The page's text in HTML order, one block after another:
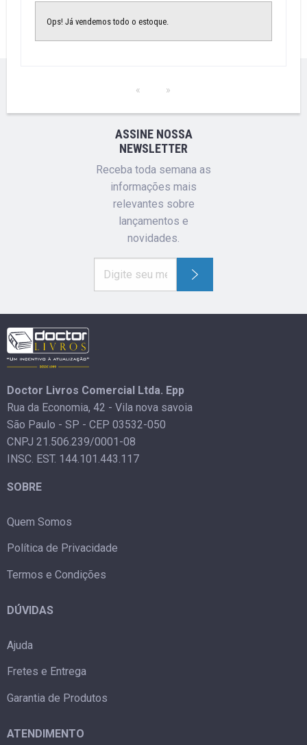
Ops! Já vendemos todo o estoque.
ASSINE NOSSA
NEWSLETTER
Receba toda semana as
informações mais
relevantes sobre
lançamentos e
novidades.
Doctor Livros Comercial Ltda. Epp
Rua da Economia, 42 - Vila nova savoia
São Paulo - SP - CEP 03532-050
CNPJ 21.506.239/0001-08
INSC. EST. 144.101.443.117
SOBRE
Quem Somos
Política de Privacidade
Termos e Condições
DÚVIDAS
Ajuda
Fretes e Entrega
Garantia de Produtos
ATENDIMENTO